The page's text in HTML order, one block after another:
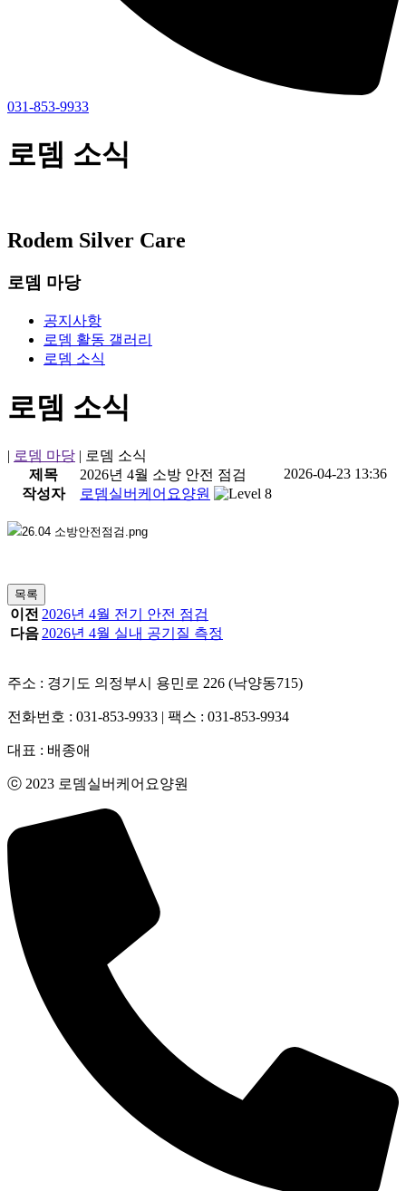
031-853-9933
로뎀 소식
Rodem Silver Care
로뎀 마당
공지사항
로뎀 활동 갤러리
로뎀 소식
로뎀 소식
| 로뎀 마당 | 로뎀 소식
제목
2026년 4월 소방 안전 점검
2026-04-23 13:36
작성자
로뎀실버케어요양원
목록
이전 2026년 4월 전기 안전 점검
다음2026년 4월 실내 공기질 측정
주소 : 경기도 의정부시 용민로 226 (낙양동715)
전화번호 : 031-853-9933 | 팩스 : 031-853-9934
대표 : 배종애
ⓒ 2023 로뎀실버케어요양원